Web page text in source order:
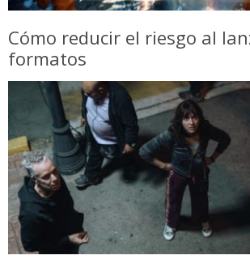
Cómo reducir el riesgo al
formatos